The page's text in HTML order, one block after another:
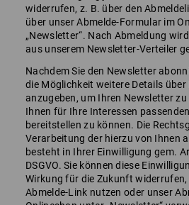
widerrufen, z. B. über den
über unser Abmelde-Formular im
„Newsletter“. Nach Abmeldung
aus unserem Newsletter-Verteiler
Nachdem Sie den Newsletter
die Möglichkeit weitere Details über
anzugeben, um Ihren Newsletter
Ihnen für Ihre Interessen
bereitstellen zu können. Die
Verarbeitung der hierzu von Ihnen
besteht in Ihrer Einwilligung gem.
DSGVO. Sie können diese
Wirkung für die Zukunft widerrufen,
Abmelde-Link nutzen oder unser